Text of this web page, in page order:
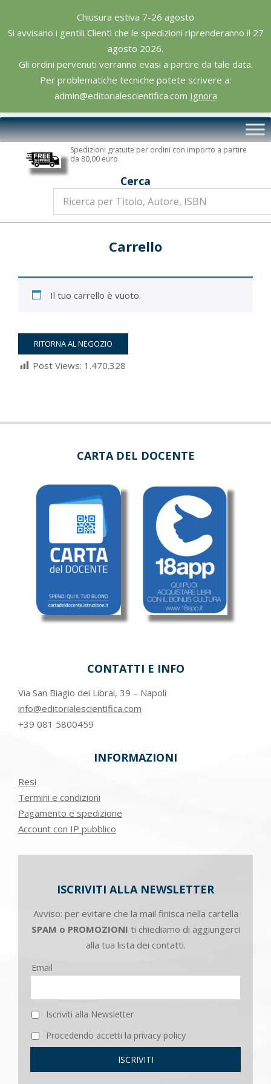
Chiusura estiva 7-26 agosto
Si avvisano i gentili Clienti che le spedizioni riprenderanno il 27
agosto 2026.
Gli ordini pervenuti verranno evasi a partire da tale data.
Per problematiche tecniche potete scrivere a:
admin@editorialescientifica.com Ignora
content
Editoriale
Scientifica
Primary
Navigation
Spedizioni gratuite per ordini con importo a partire
da 80,00 euro
Cerca
Carrello
Il tuo carrello è vuoto.
RITORNA AL NEGOZIO
Post Views: 1.470.328
03-
CARTA DEL DOCENTE
CONTATTI E INFO
Via San Biagio dei Librai, 39 – Napoli
info@editorialescientifica.com
+39 081 5800459
INFORMAZIONI
Resi
Termini e condizioni
Pagamento e spedizione
Account con IP pubblico
ISCRIVITI ALLA NEWSLETTER
Avviso: per evitare che la mail finisca nella cartella
SPAM o PROMOZIONI ti chiediamo di aggiungerci
alla tua lista dei contatti.
Email
Iscriviti alla Newsletter
Procedendo accetti la privacy policy